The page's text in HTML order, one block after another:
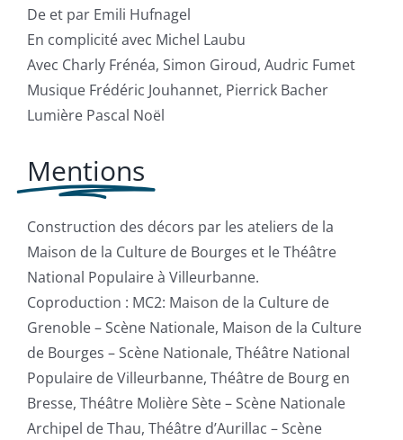
De et par Emili Hufnagel
En complicité avec Michel Laubu
Avec Charly Frénéa, Simon Giroud, Audric Fumet
Musique Frédéric Jouhannet, Pierrick Bacher
Lumière Pascal Noël
Mentions
Construction des décors par les ateliers de la
Maison de la Culture de Bourges et le Théâtre
National Populaire à Villeurbanne.
Coproduction : MC2: Maison de la Culture de
Grenoble – Scène Nationale, Maison de la Culture
de Bourges – Scène Nationale, Théâtre National
Populaire de Villeurbanne, Théâtre de Bourg en
Bresse, Théâtre Molière Sète – Scène Nationale
Archipel de Thau, Théâtre d’Aurillac – Scène